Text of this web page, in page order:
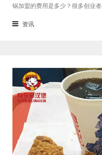
锅加盟的费用是多少？很多创业
小编带大家一起了解小肥羊火锅
资讯